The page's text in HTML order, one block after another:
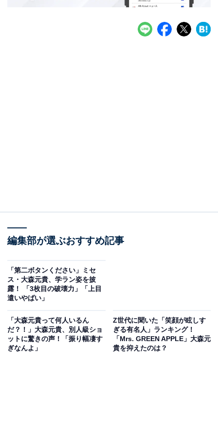
編集部が選ぶおすすめ記事
「第二ボタンください」ミセ
ス・大森元貴、学ラン姿を披
露！ 「3枚目の破壊力」「上目
遣いやばい」
「大森元貴って何人いるん
だ？！」大森元貴、別人級ショ
ットに驚きの声！「振り幅凄す
ぎなんよ」
Z世代に聞いた「笑顔が眩しす
ぎる有名人」ランキング！
「Mrs. GREEN APPLE」大森元
貴を抑えたのは？